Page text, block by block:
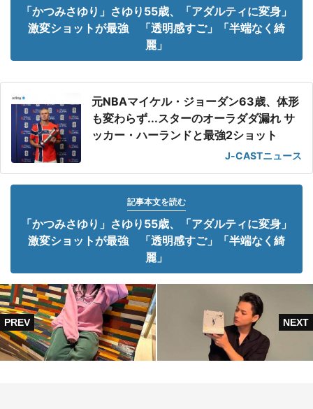
「かつみさゆり」さゆり55歳、「アダルティに変身」
激変ショットが最強 「透明感すご」「半端なく綺
麗」
元NBAマイケル・ジョーダン63歳、体形
も変わらず...スターのオーラダダ漏れ サ
ッカー・ハーランドと最強2ショット
J-CASTニュース
記事本文を読む
「かつみさゆり」さゆり55歳、「アダルティに変身」
激変ショットが最強 「透明感すご」「半端なく綺
麗」